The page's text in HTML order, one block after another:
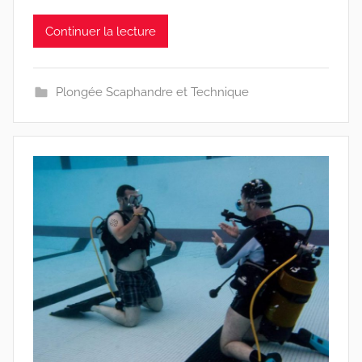
Continuer la lecture
Plongée Scaphandre et Technique